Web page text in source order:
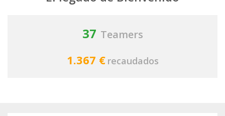
37 Teamers
1.367 € recaudados